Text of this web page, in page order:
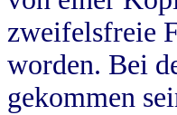
zweifelsfreie
worden. Bei
gekommen